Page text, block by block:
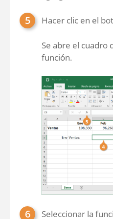
Hacer clic en el
Se abre el cuadro
función.
Seleccionar la